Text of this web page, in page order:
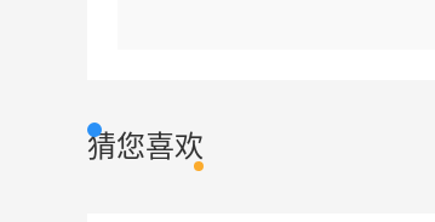
猜您喜欢